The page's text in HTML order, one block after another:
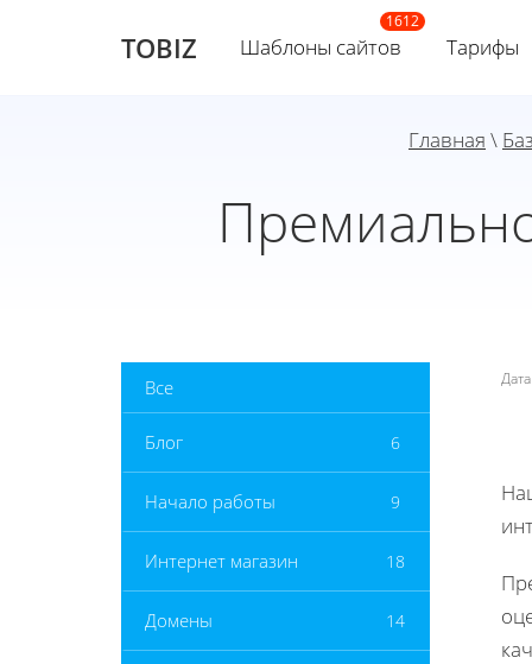
TOBIZ Шаблоны сайтов Тарифы
Главная \
Все
Блог 6
Начало работы 9
Интернет магазин 18
Домены 14